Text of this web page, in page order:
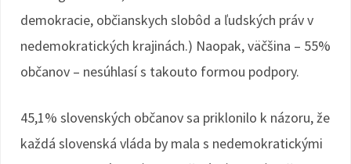
demokracie, občianskych slobôd a ľudských práv v
nedemokratických krajinách.) Naopak, väčšina – 55%
občanov – nesúhlasí s takouto formou podpory.
45,1% slovenských občanov sa priklonilo k názoru, že
každá slovenská vláda by mala s nedemokratickými